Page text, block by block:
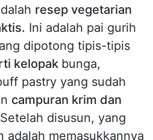
resep vegetarian
Ini adalah pai gurih
dipotong tipis-tipis
kelopak bunga,
pastry yang sudah
campuran krim dan
disusun, yang
adalah memasukkannya